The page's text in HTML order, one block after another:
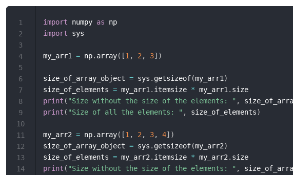
import numpy as
import sys
my_arr1 = np. array( [1 , 2 , 3] )
size_of_array_object = sys . getsizeof(my_arr1 )
size_of_elements = my_arr1 . itemsize * my_arr1 .
print ( "Size without the size of the elements: " ,
print ( "Size of all the elements: " , size_of_elements)
my_arr2 = np. array( [1 , 2 , 3, 4] )
size_of_array_object = sys . getsizeof(my_arr2)
size_of_elements = my_arr2 . itemsize * my_arr2 .
print ( "Size without the size of the elements: " ,
1
2
3
4
5
6
7
8
9
10
11
12
13
14